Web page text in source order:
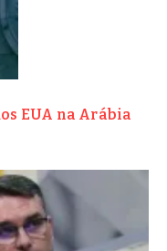
EUA na Arábia